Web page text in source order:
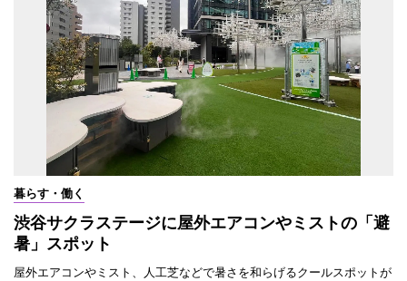
暮らす・働く
渋谷サクラステージに屋外エアコンやミストの「避
暑」スポット
屋外エアコンやミスト、人工芝などで暑さを和らげるクールスポットが